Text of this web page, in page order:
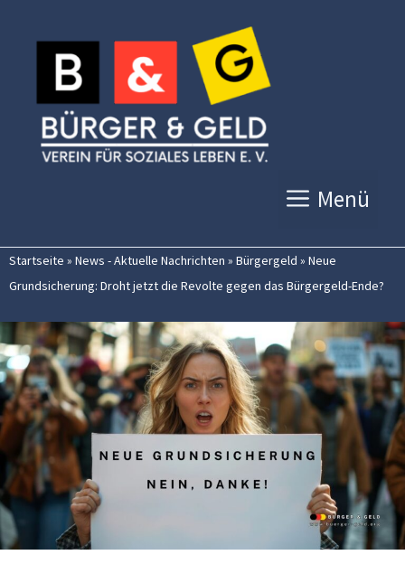
Inhalt
springen
Menü
Startseite » News - Aktuelle Nachrichten » Bürgergeld » Neue
Grundsicherung: Droht jetzt die Revolte gegen das Bürgergeld-Ende?